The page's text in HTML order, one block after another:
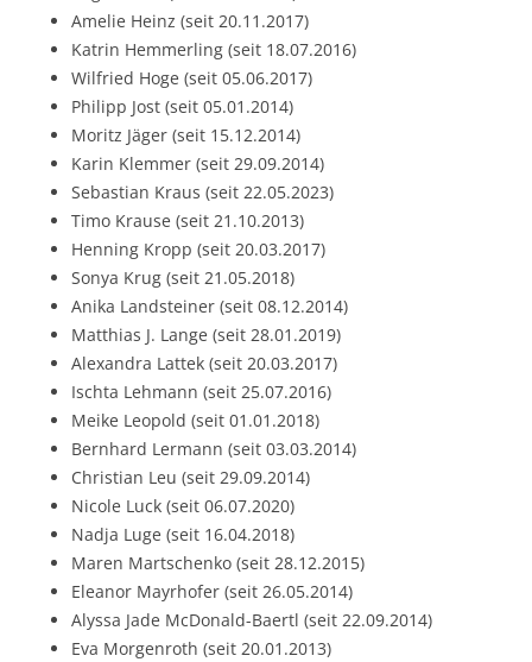
Amelie Heinz (seit 20.11.2017)
Katrin Hemmerling (seit 18.07.2016)
Wilfried Hoge (seit 05.06.2017)
Philipp Jost (seit 05.01.2014)
Moritz Jäger (seit 15.12.2014)
Karin Klemmer (seit 29.09.2014)
Sebastian Kraus (seit 22.05.2023)
Timo Krause (seit 21.10.2013)
Henning Kropp (seit 20.03.2017)
Sonya Krug (seit 21.05.2018)
Anika Landsteiner (seit 08.12.2014)
Matthias J. Lange (seit 28.01.2019)
Alexandra Lattek (seit 20.03.2017)
Ischta Lehmann (seit 25.07.2016)
Meike Leopold (seit 01.01.2018)
Bernhard Lermann (seit 03.03.2014)
Christian Leu (seit 29.09.2014)
Nicole Luck (seit 06.07.2020)
Nadja Luge (seit 16.04.2018)
Maren Martschenko (seit 28.12.2015)
Eleanor Mayrhofer (seit 26.05.2014)
Alyssa Jade McDonald-Baertl (seit 22.09.2014)
Eva Morgenroth (seit 20.01.2013)